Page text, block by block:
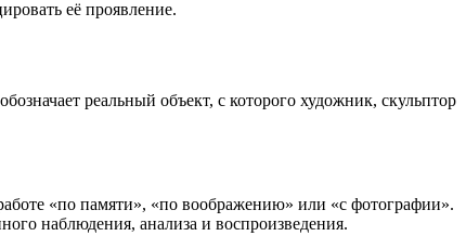
её проявление.
реальный объект, с которого художник, скульптор
«по памяти», «по воображению» или «с фотографии».
наблюдения, анализа и воспроизведения.